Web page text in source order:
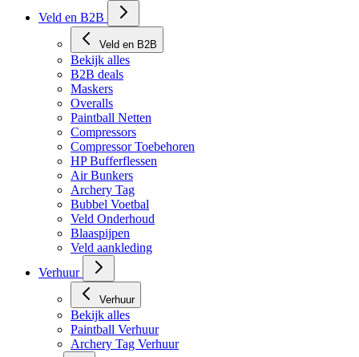
Veld en B2B
Veld en B2B
Bekijk alles
B2B deals
Maskers
Overalls
Paintball Netten
Compressors
Compressor Toebehoren
HP Bufferflessen
Air Bunkers
Archery Tag
Bubbel Voetbal
Veld Onderhoud
Blaaspijpen
Veld aankleding
Verhuur
Verhuur
Bekijk alles
Paintball Verhuur
Archery Tag Verhuur